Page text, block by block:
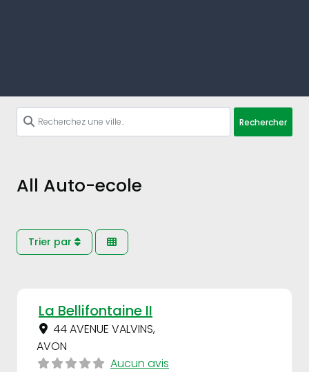
Rechercher
All Auto-ecole
Trier par
La Bellifontaine II
44 AVENUE VALVINS,
AVON
Aucun avis